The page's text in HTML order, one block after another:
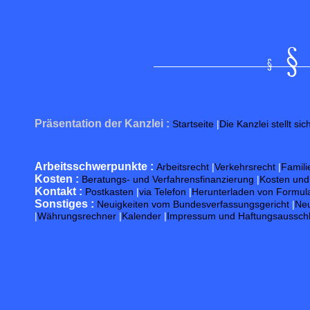
Präsentation der Kanzlei : Startseite |Die Kanzlei stellt
Arbeitsschwerpunkte : Arbeitsrecht |Verkehrsrecht |
Kosten : Beratungs- und Verfahrensfinanzierung |Kosten
Kontakt : Postkasten |via Telefon |Herunterladen von
Sonstiges : Neuigkeiten vom Bundesverfassungsgericht |
|Währungsrechner |Kalender |Impressum und